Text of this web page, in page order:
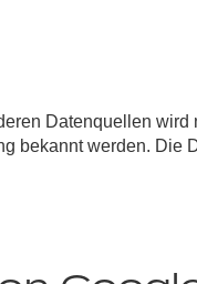
Datenquellen
bekannt werden. Die